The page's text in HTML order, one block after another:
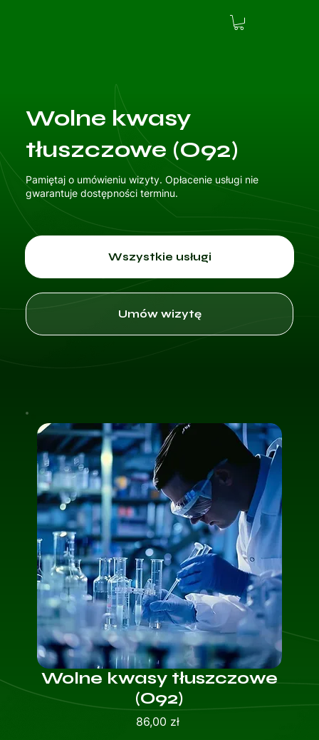
Wolne kwasy
tłuszczowe (O92)
Pamiętaj o umówieniu wizyty. Opłacenie usługi nie
gwarantuje dostępności terminu.
Wszystkie usługi
Umów wizytę
Wolne kwasy tłuszczowe
(O92)
86,00 złCena